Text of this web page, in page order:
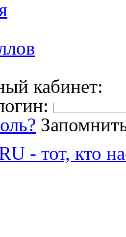
кабинет:
- тот, кто